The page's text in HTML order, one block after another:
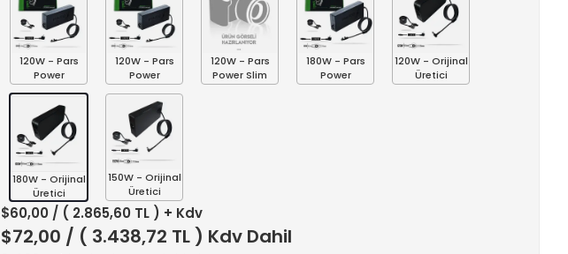
120W - Pars
Power
120W - Pars
Power
120W - Pars
Power Slim
180W - Pars
Power
120W - Orijinal
Üretici
180W - Orijinal
Üretici
150W - Orijinal
Üretici
$60,00 / ( 2.865,60 TL ) + Kdv
$72,00 / ( 3.438,72 TL ) Kdv Dahil